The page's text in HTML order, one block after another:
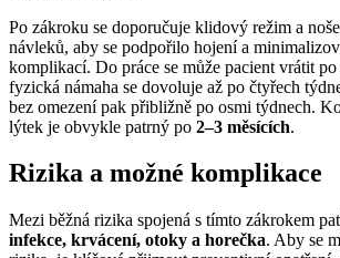
Po zákroku se doporučuje klidový režim a
návleků, aby se podpořilo hojení a
komplikací. Do práce se může pacient vrátit
fyzická námaha se dovoluje až po čtyřech
bez omezení pak přibližně po osmi týdnech.
lýtek je obvykle patrný po 2–3 měsících.
Rizika a možné komplikace
Mezi běžná rizika spojená s tímto zákrokem
infekce, krvácení, otoky a horečka. Aby se